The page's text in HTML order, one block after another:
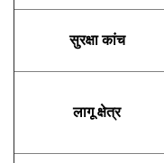
सुरक्षा कांच
लागू क्षेत्र